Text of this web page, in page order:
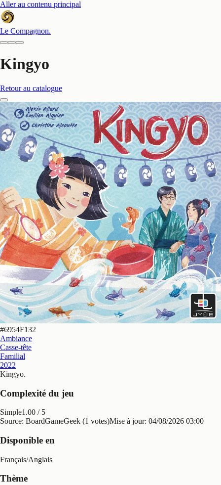
Aller au contenu principal
Le Compagnon.
Kingyo
Retour au catalogue
#6954F132
Ambiance
Casse-tête
Familial
2022
Kingyo.
Complexité du jeu
Simple1.00 / 5
Source: BoardGameGeek (1 votes)Mise à jour: 04/08/2026 03:00
Disponible en
Français/Anglais
Thème